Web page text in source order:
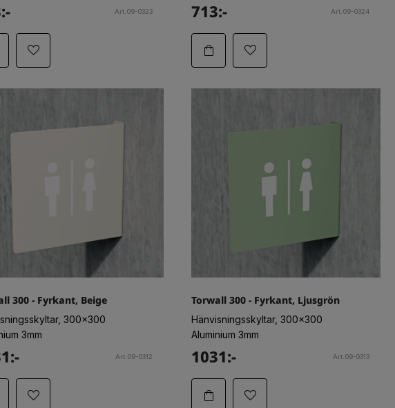
Art.09-0323 713:- Art.09-0324
300 - Fyrkant, Beige
300x300
3mm
Art.09-0312
Torwall 300 - Fyrkant, Ljusgrön
Hänvisningsskyltar, 300x300
Aluminium 3mm
1031:- Art.09-0313